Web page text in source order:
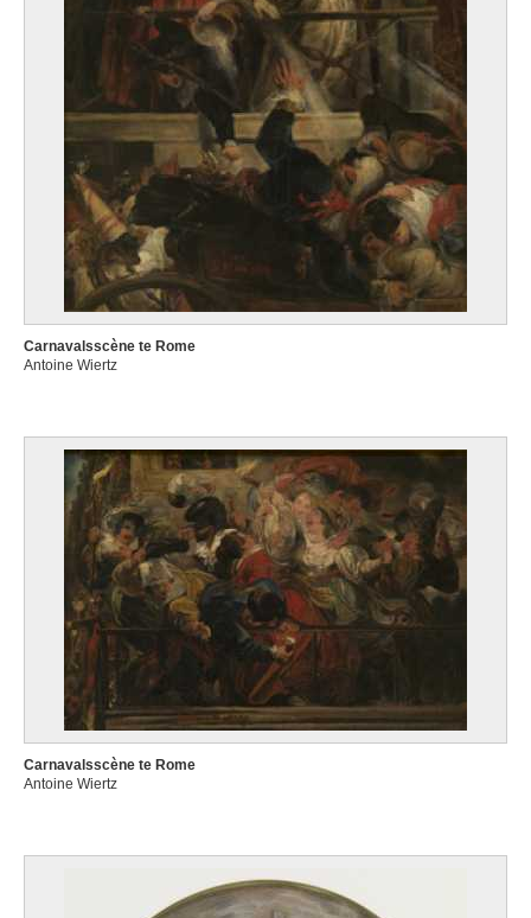
Carnavalsscène te Rome
Antoine Wiertz
Carnavalsscène te Rome
Antoine Wiertz